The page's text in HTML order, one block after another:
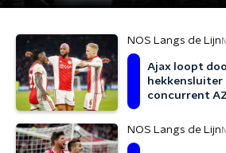
NOS Langs de Lijn
Ajax loopt
hekkensluiter
concurrent
NOS Langs de Lijn